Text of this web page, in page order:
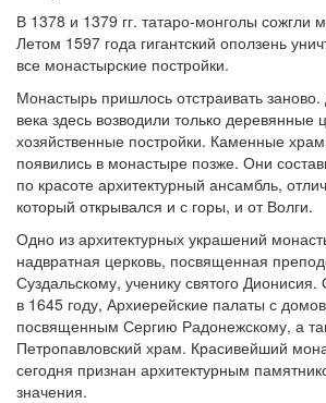
В 1378 и 1379 гг. татаро-монголы сожгли
Летом 1597 года гигантский оползень
все монастырские постройки.
Монастырь пришлось отстраивать
века здесь возводили только деревянные
хозяйственные постройки. Каменные
появились в монастыре позже. Они
по красоте архитектурный ансамбль,
который открывался и с горы, и от Волги.
Одно из архитектурных украшений
надвратная церковь, посвященная
Суздальскому, ученику святого
в 1645 году, Архиерейские палаты с
посвященным Сергию Радонежскому, а
Петропавловский храм. Красивейший
сегодня признан архитектурным
значения.